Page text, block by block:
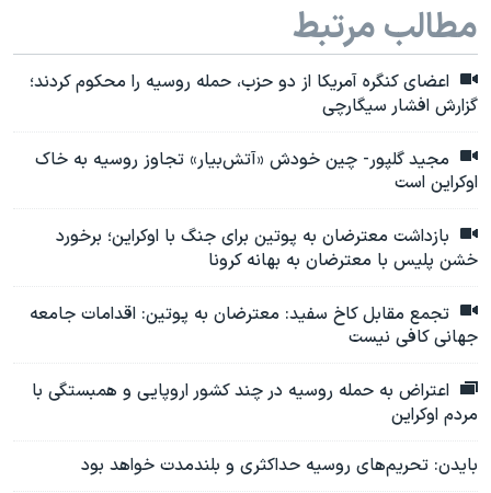
مطالب مرتبط
اعضای کنگره آمریکا از دو حزب، حمله روسیه را محکوم کردند؛
گزارش افشار سیگارچی
مجید گلپور- چین خودش «آتش‌بیار» تجاوز روسیه به خاک
اوکراین است
بازداشت معترضان به پوتین برای جنگ با اوکراین؛ برخورد
خشن پلیس با معترضان به بهانه کرونا
تجمع مقابل کاخ سفید: معترضان به پوتین:‌ اقدامات جامعه
جهانی کافی نیست
اعتراض به حمله روسیه در چند کشور اروپایی و همبستگی با
مردم اوکراین
بایدن: تحریم‌های روسیه حداکثری و بلندمدت خواهد بود